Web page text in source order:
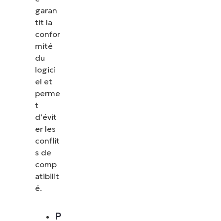
garan
tit la
confor
mité
du
logici
el et
perme
t
d’évit
er les
conflit
s de
comp
atibilit
é.
P
les correctifs, le MDM, la gestion des tickets et